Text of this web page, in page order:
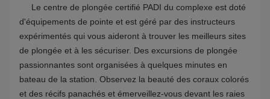
Le centre de plongée certifié PADI du complexe est doté
d'équipements de pointe et est géré par des instructeurs
expérimentés qui vous aideront à trouver les meilleurs sites
de plongée et à les sécuriser. Des excursions de plongée
passionnantes sont organisées à quelques minutes en
bateau de la station. Observez la beauté des coraux colorés
et des récifs panachés et émerveillez-vous devant les raies